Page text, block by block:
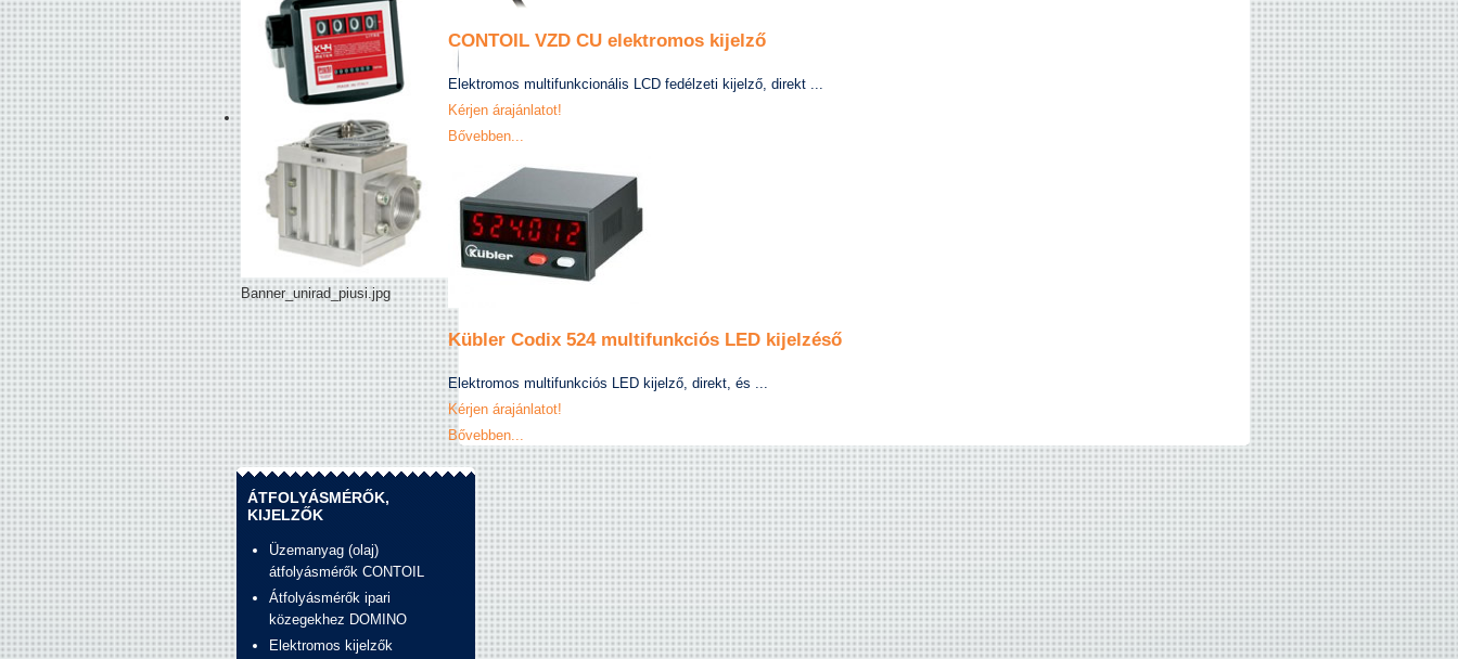
Banner_unirad_piusi.jpg
CONTOIL VZD CU elektromos kijelző
Elektromos multifunkcionális LCD fedélzeti kijelző, direkt ...
Kérjen árajánlatot!
Bővebben...
Kübler Codix 524 multifunkciós LED kijelzéső
Elektromos multifunkciós LED kijelző, direkt, és ...
Kérjen árajánlatot!
Bővebben...
ÁTFOLYÁSMÉRŐK,
KIJELZŐK
Üzemanyag (olaj)
átfolyásmérők CONTOIL
Átfolyásmérők ipari
közegekhez DOMINO
Elektromos kijelzők